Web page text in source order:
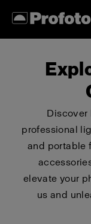
Discover
professional
and portable
elevate your
us and